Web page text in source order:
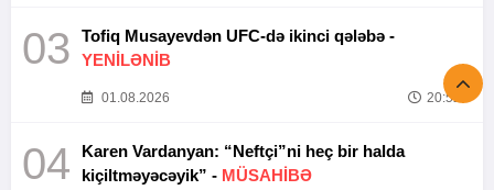
03
Tofiq Musayevdən UFC-də ikinci qələbə -
YENİLƏNİB
01.08.2026 20:52
04
Karen Vardanyan: “Neftçi”ni heç bir halda
kiçiltməyəcəyik” - MÜSAHİBƏ